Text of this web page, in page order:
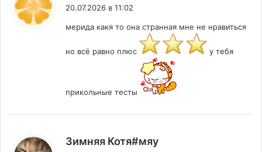
20.07.2026 в 11:02
мерида какя то она странная мне не нравиться
но всё равно плюс у тебя
прикольные тесты
Зимняя Котя#мяу